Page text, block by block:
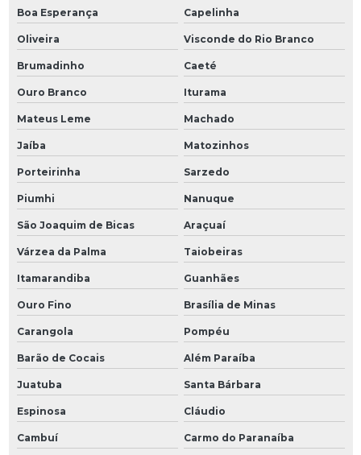
Boa Esperança Capelinha
Oliveira Visconde do Rio Branco
Brumadinho Caeté
Ouro Branco Iturama
Mateus Leme Machado
Jaíba Matozinhos
Porteirinha Sarzedo
Piumhi Nanuque
São Joaquim de Bicas Araçuaí
Várzea da Palma Taiobeiras
Itamarandiba Guanhães
Ouro Fino Brasília de Minas
Carangola Pompéu
Barão de Cocais Além Paraíba
Juatuba Santa Bárbara
Espinosa Cláudio
Cambuí Carmo do Paranaíba